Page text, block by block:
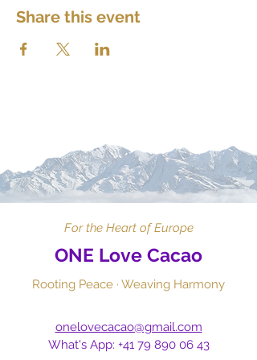
Share this event
For the Heart of Europe
ONE Love Cacao
Rooting Peace · Weaving Harmony​
onelovecacao@gmail.com
What's App: +41 79 890 06 43